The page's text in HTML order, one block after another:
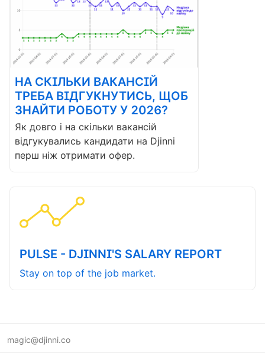
НА СКІЛЬКИ ВАКАНСІЙ
ТРЕБА ВІДГУКНУТИСЬ, ЩОБ
ЗНАЙТИ РОБОТУ У 2026?
Як довго і на скільки вакансій
відгукувались кандидати на Djinni
перш ніж отримати офер.
PULSE - DJINNI'S SALARY REPORT
Stay on top of the job market.
magic@djinni.co